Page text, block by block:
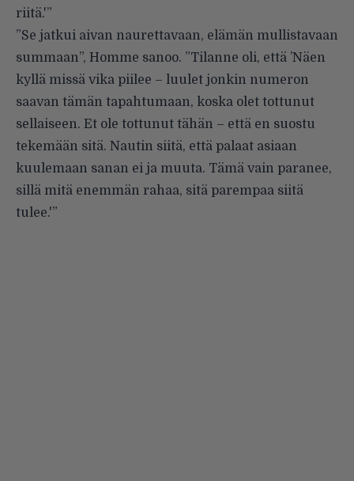
riitä.'”
”Se jatkui aivan naurettavaan, elämän mullistavaan
summaan”, Homme sanoo. ”Tilanne oli, että ’Näen
kyllä missä vika piilee – luulet jonkin numeron
saavan tämän tapahtumaan, koska olet tottunut
sellaiseen. Et ole tottunut tähän – että en suostu
tekemään sitä. Nautin siitä, että palaat asiaan
kuulemaan sanan ei ja muuta. Tämä vain paranee,
sillä mitä enemmän rahaa, sitä parempaa siitä
tulee.'”